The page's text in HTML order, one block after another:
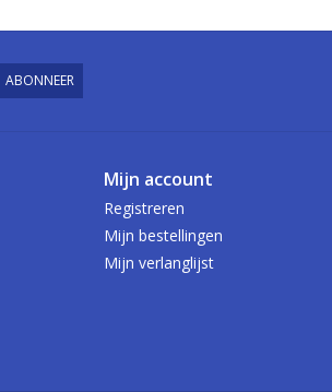
ABONNEER
Mijn account
Registreren
Mijn bestellingen
Mijn verlanglijst